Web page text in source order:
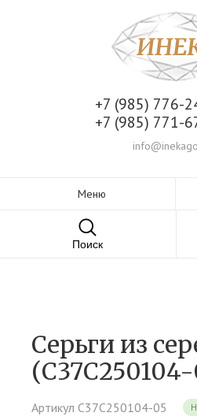
+7 (985) 776-
+7 (985) 771-
Меню
Поиск
Серьги из
Артикул С37С250104-05